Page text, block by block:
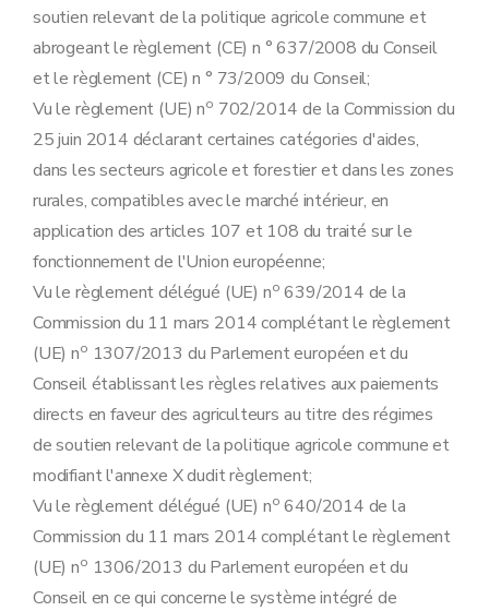
Art. 73
Art. 74
Art. 75
Art. 76
Chapitre VII Modifications relatives à l'arrêté du Gouvernement wallon du 24 septembre 2015 relatif à l'octroi des aides aux zones soumises à des contraintes naturelles
Art. 77
Art. 78
Chapitre VIII Modification de l'arrêté du Gouvernement wallon du 17 décembre 2015 relatif à l'identification au système intégré de gestion et de contrôle, à l'attribution d'un numéro d'agriculteur, modifiant l'arrêté du Gouvernement wallon du 12 février 2015 exécutant le régime des paiements directs en faveur des agriculteurs et modifiant l'arrêté du Gouvernement wallon du 7 mai 2015 octroyant un soutien couplé aux agriculteurs pour les bovins femelles viandeux, les vaches mixtes, les vaches laitières et les brebis
Art. 80
Chapitre IX Modification de l'arrêté du Gouvernement wallon 28 janvier 2016 portant exécution du chapitre II du Titre IV du Code wallon de l'Agriculture relatif à la formation professionnelle dans l'agriculture
Art. 82
Art. 83
Art. 84
Art. 85
Art. 86
Art. 87
Art. 88
Chapitre X Modification de l'arrêté du Gouvernement wallon du 12 mai 2016 instituant un Comité de suivi de l'organisme payeur, précisant l'exercice des compétences de ce dernier en matière de contrainte, et habilitant le Ministre de l'Agriculture afin de déterminer la procédure de désignation et de suivi d'organismes délégués
Art. 89
Chapitre XI Modification de l'arrêté du Gouvernement wallon du 21 juillet 2016 portant exécution du chapitre II du Titre IV du Code wallon de l'Agriculture relatif aux activités de formation permanente au sens des articles D.99, 2, 2°, et D. 104, alinéa 1
Art. 90
Art. 91
Chapitre XII Dispositions transitoires et finales
Art. 92
Art. 93
Art. 94
soutien relevant de la politique agricole commune et
abrogeant le règlement (CE) n ° 637/2008 du Conseil
et le règlement (CE) n ° 73/2009 du Conseil;
Vu le règlement (UE) no 702/2014 de la Commission du
25 juin 2014 déclarant certaines catégories d'aides,
dans les secteurs agricole et forestier et dans les zones
rurales, compatibles avec le marché intérieur, en
application des articles 107 et 108 du traité sur le
fonctionnement de l'Union européenne;
Vu le règlement délégué (UE) no 639/2014 de la
Commission du 11 mars 2014 complétant le règlement
(UE) no 1307/2013 du Parlement européen et du
Conseil établissant les règles relatives aux paiements
directs en faveur des agriculteurs au titre des régimes
de soutien relevant de la politique agricole commune et
modifiant l'annexe X dudit règlement;
Vu le règlement délégué (UE) no 640/2014 de la
Commission du 11 mars 2014 complétant le règlement
(UE) no 1306/2013 du Parlement européen et du
Conseil en ce qui concerne le système intégré de